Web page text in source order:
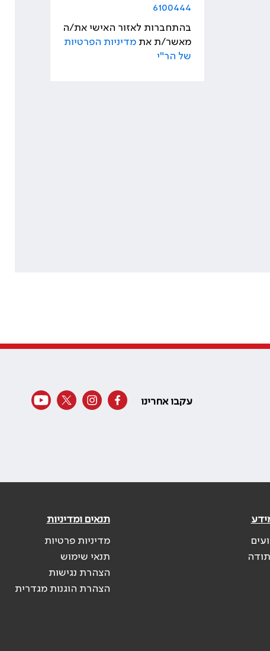
6100444
בהתחברות לאזור האישי את/ה
מאשר/ת אתמדיניות הפרטיות
של הר"י
עקבו אחרינו
תנאים ומדיניות
מדיניות פרטיות
תנאי שימוש
הצהרת נגישות
הצהרת הוגנות מגדרית